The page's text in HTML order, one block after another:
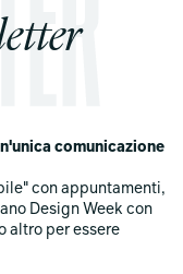
comunicazione
con appuntamenti,
Design Week con
altro per essere